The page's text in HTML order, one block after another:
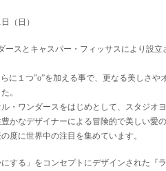
（日）
ースとキャスパー・フィッサスにより設立
に１つ”o”を加える事で、更なる美しさや
。
・ワンダースをはじめとして、スタジオ
かなデザイナーによる冒険的で美しい愛
度に世界中の注目を集めています。
する」をコンセプトにデザインされた『